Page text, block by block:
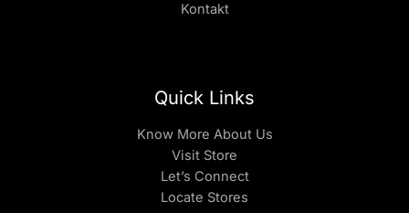
Kontakt
Quick Links
Know More About Us
Visit Store
Let’s Connect
Locate Stores